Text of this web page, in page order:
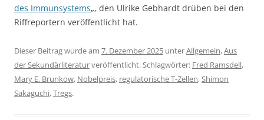
des Immunsystems„, den Ulrike Gebhardt drüben bei den
Riffreportern veröffentlicht hat.
Dieser Beitrag wurde am 7. Dezember 2025 unterAllgemein,Aus
der Sekundärliteraturveröffentlicht. Schlagwörter: Fred Ramsdell,
Mary E. Brunkow, Nobelpreis, regulatorische T-Zellen,Shimon
Sakaguchi,Tregs.